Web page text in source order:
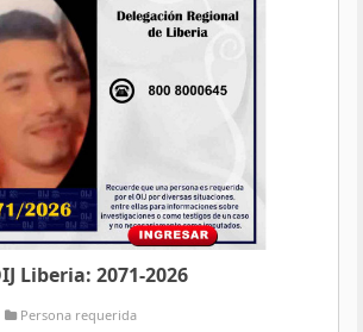
Liberia: 2071-2026
Persona requerida